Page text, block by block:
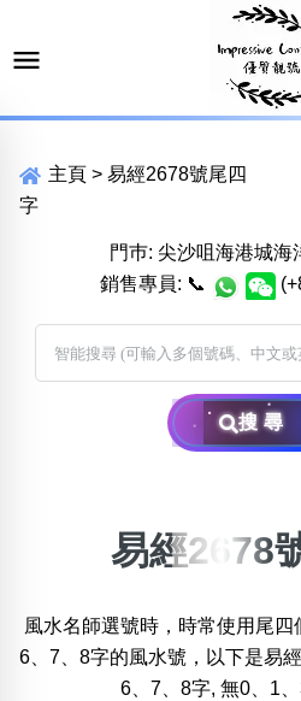
主頁 > 易經2678號尾四
字
門巿: 尖沙咀海港城海
銷售專員: 📞
搜尋
位置:
二 三 四 五 六 七
易經2678
風水名師選號時，時常使用尾四
6、7、8字的風水號，以下是易
6、7、8字, 無0、1